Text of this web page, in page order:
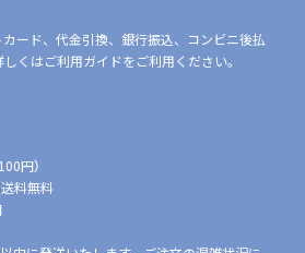
ード、代金引換、銀行振込、コンビニ後払
くはご利用ガイドをご利用ください。
円）
料無料